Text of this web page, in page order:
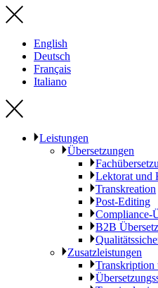
English
Deutsch
Français
Italiano
Leistungen
Übersetzungen
Lektorat und
Transkreation
Post-Editing
Compliance-
B2B
Zusatzleistungen
Transkription